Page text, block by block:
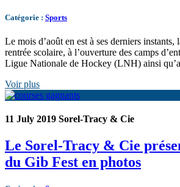
Catégorie : Sports
Le mois d’août en est à ses derniers instants,
rentrée scolaire, à l’ouverture des camps
Ligue Nationale de Hockey (LNH) ainsi
Voir plus
11 July 2019 Sorel-Tracy & Cie
Le Sorel-Tracy & Cie
du Gib Fest en photos